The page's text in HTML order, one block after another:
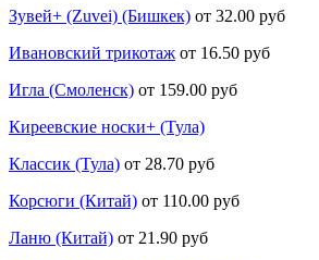
Зувей+ (Zuvei) (Бишкек) от 32.00 руб
Ивановский трикотаж от 16.50 руб
Игла (Смоленск) от 159.00 руб
Киреевские носки+ (Тула)
Классик (Тула) от 28.70 руб
Корсюги (Китай) от 110.00 руб
Ланю (Китай) от 21.90 руб